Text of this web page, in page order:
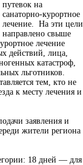
путевок на
санаторно-курортное
лечение. На эти цели
направлено свыше
лечение
действий, лица,
катастроф,
льготников.
тем, кто не
к месту лечения и
заявления и
жители региона
18 дней — для